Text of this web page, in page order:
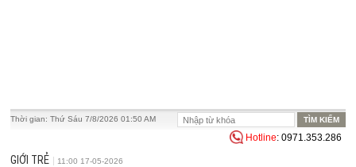
Thời gian:Thứ Sáu 7/8/2026 01:50 AM
Hotline: 0971.353.286
GIỚI TRẺ 11:00 17-05-2026